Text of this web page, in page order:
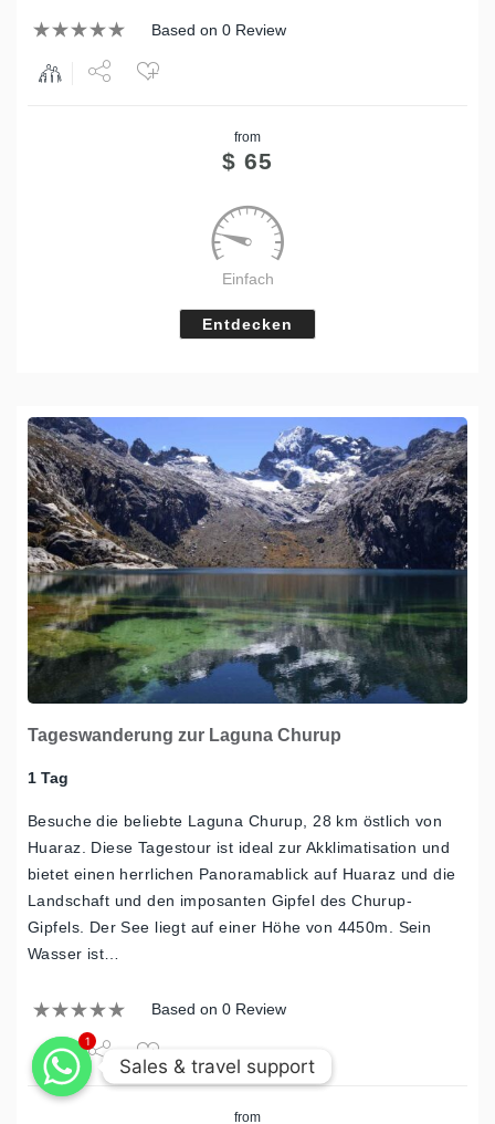
Based on 0 Review
from
$ 65
Einfach
Entdecken
Tageswanderung zur Laguna Churup
1 Tag
Besuche die beliebte Laguna Churup, 28 km östlich von
Huaraz. Diese Tagestour ist ideal zur Akklimatisation und
bietet einen herrlichen Panoramablick auf Huaraz und die
Landschaft und den imposanten Gipfel des Churup-
Gipfels. Der See liegt auf einer Höhe von 4450m. Sein
Wasser ist…
Based on 0 Review
Share
from
1
Sales & travel support
Sales & travel support